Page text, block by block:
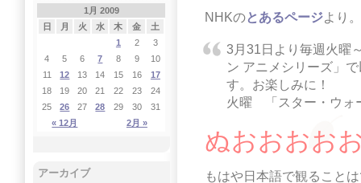
NHKのとあるページより。
3月31日より毎週火曜
ン アニメシリーズ」
す。お楽しみに！
火曜 「スター・ウォ
ぬおおおお
もはや日本語で観ること
1月 2009
日
月 火 水 木 金 土
« 12月 2月 »
1 2
3
4
5 6 7 8 9
10
11
12 13 14 15 16
17
18
19 20 21 22 23
24
25
26 27 28 29 30 31
アーカイブ